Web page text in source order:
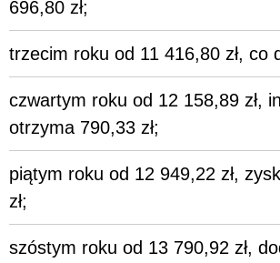
696,80 zł;
trzecim roku od 11 416,80 zł, co
czwartym roku od 12 158,89 zł,
otrzyma 790,33 zł;
piątym roku od 12 949,22 zł,
zł;
szóstym roku od 13 790,92 zł,